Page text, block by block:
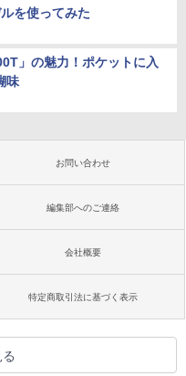
を使ってみた
」の魅力！ポケットに入
味
お問い合わせ
編集部へのご連絡
会社概要
特定商取引法に基づく表示